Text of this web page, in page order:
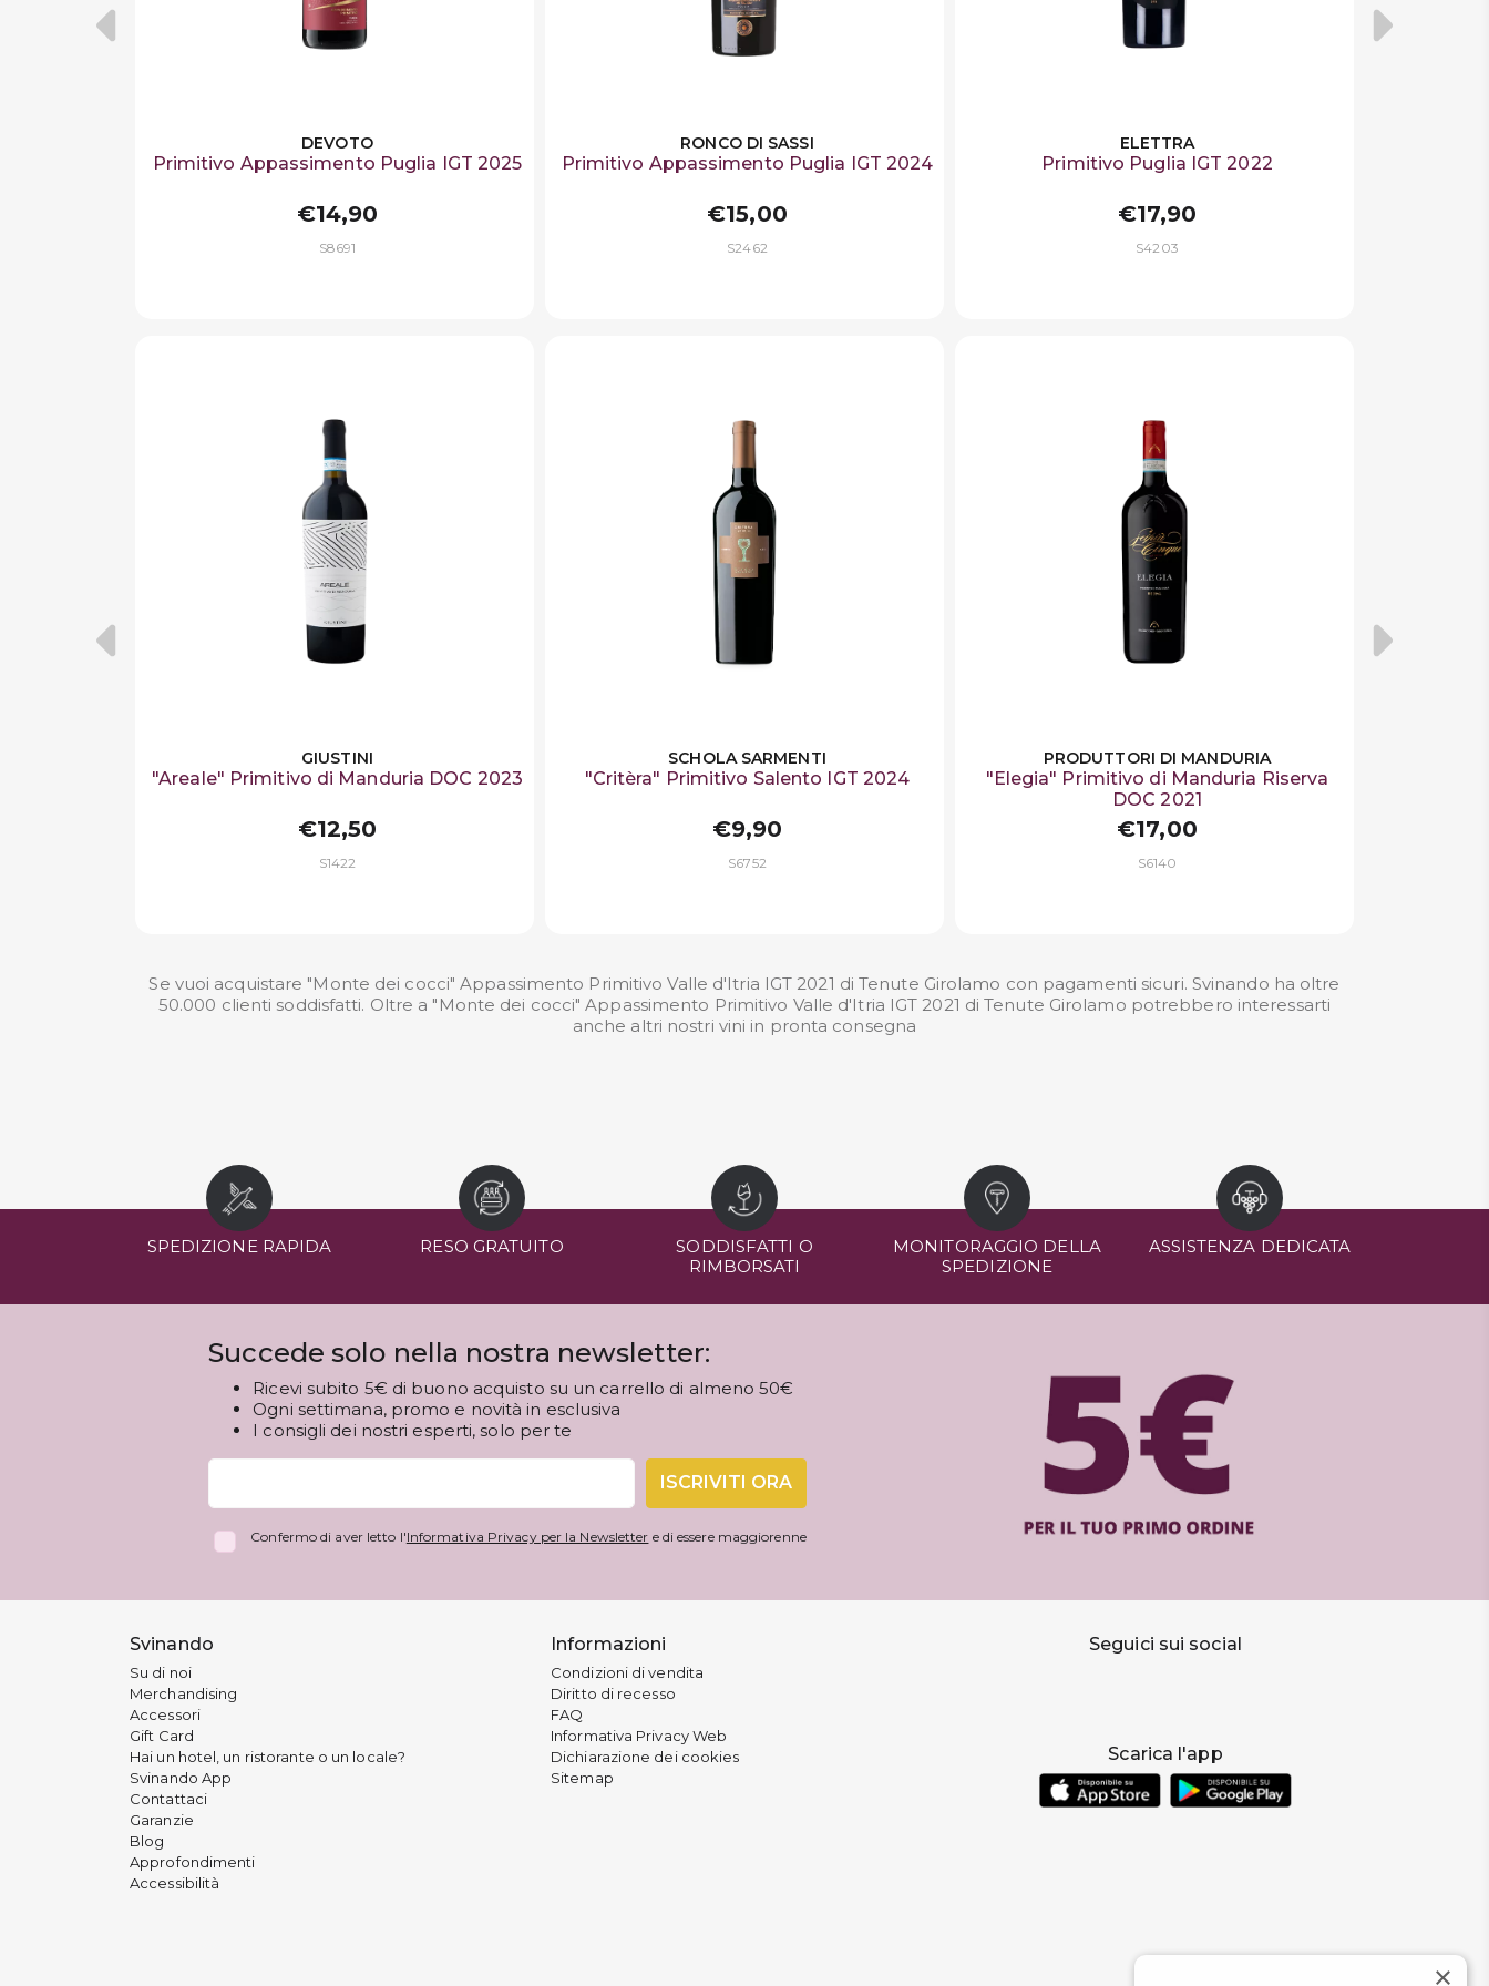
DEVOTO
Primitivo Appassimento Puglia IGT 2025
€14,90
S8691
RONCO DI SASSI
Primitivo Appassimento Puglia IGT 2024
€15,00
S2462
ELETTRA
Primitivo Puglia IGT 2022
€17,90
S4203
GIUSTINI
"Areale" Primitivo di Manduria DOC 2023
€12,50
S1422
SCHOLA SARMENTI
"Critèra" Primitivo Salento IGT 2024
€9,90
S6752
PRODUTTORI DI MANDURIA
"Elegia" Primitivo di Manduria Riserva
DOC 2021
€17,00
S6140
Se vuoi acquistare "Monte dei cocci" Appassimento Primitivo Valle d'Itria IGT 2021 di Tenute Girolamo con pagamenti sicuri. Svinando ha oltre
50.000 clienti soddisfatti. Oltre a "Monte dei cocci" Appassimento Primitivo Valle d'Itria IGT 2021 di Tenute Girolamo potrebbero interessarti
anche altri nostri vini in pronta consegna
SPEDIZIONE RAPIDA RESO GRATUITO
SODDISFATTI O
RIMBORSATI
MONITORAGGIO DELLA
SPEDIZIONE
ASSISTENZA DEDICATA
Succede solo nella nostra newsletter:
Ricevi subito 5€ di buono acquisto su un carrello di almeno 50€
Ogni settimana, promo e novità in esclusiva
I consigli dei nostri esperti, solo per te
ISCRIVITI ORA
Confermo di aver letto l'Informativa Privacy per la Newsletter e di essere maggiorenne
Svinando
Su di noi
Merchandising
Accessori
Gift Card
Hai un hotel, un ristorante o un locale?
Svinando App
Contattaci
Garanzie
Blog
Approfondimenti
Accessibilità
Informazioni
Condizioni di vendita
Diritto di recesso
FAQ
Informativa Privacy Web
Dichiarazione dei cookies
Sitemap
Seguici sui social
Scarica l'app
×